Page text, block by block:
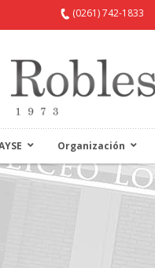
(0261) 742-1833
Organización